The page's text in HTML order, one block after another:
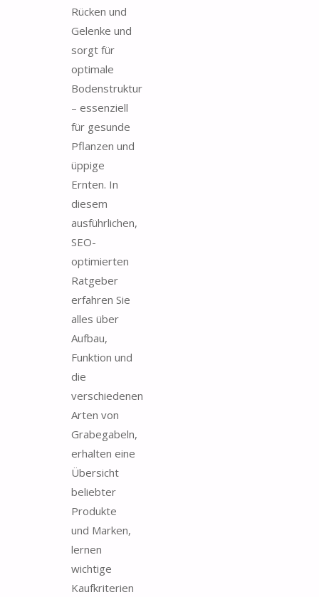
Rücken und
Gelenke und
sorgt für
optimale
Bodenstruktur
– essenziell
für gesunde
Pflanzen und
üppige
Ernten. In
diesem
ausführlichen,
SEO-
optimierten
Ratgeber
erfahren Sie
alles über
Aufbau,
Funktion und
die
verschiedenen
Arten von
Grabegabeln,
erhalten eine
Übersicht
beliebter
Produkte
und Marken,
lernen
wichtige
Kaufkriterien